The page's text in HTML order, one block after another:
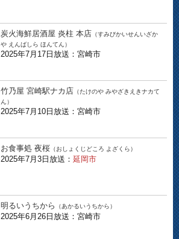
炭火海鮮居酒屋 炎柱 本店 （すみびかいせんいざか
や えんばしら ほんてん）
2025年7月17日放送：宮崎市
竹乃屋 宮崎駅ナカ店 （たけのや みやざきえきナカて
ん）
2025年7月10日放送：宮崎市
お食事処 夜桜 （おしょくじどころ よざくら）
2025年7月3日放送： 延岡市
明るいうちから （あかるいうちから）
2025年6月26日放送：宮崎市